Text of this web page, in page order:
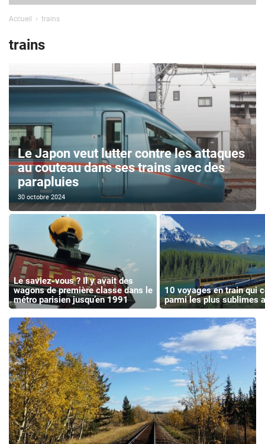
Accueil trains
trains
Le Japon veut lutter contre les attaques
au couteau dans ses trains avec des
parapluies
30 octobre 2024
Le saviez-vous ? Il y avait des
wagons de première classe dans le
métro parisien jusqu’en 1991
10 voyages en train qui
parmi les plus sublimes